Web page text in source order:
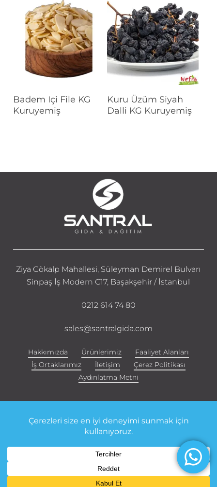
Devamını Oku
Badem Içi File KG
Kuruyemiş
Devamını Oku
Kuru Üzüm Siyah
Dalli KG Kuruyemiş
Ziya Gökalp Mahallesi, Süleyman Demirel Bulvarı
Sinpaş İş Modern C17, Başakşehir / İstanbul
0212 614 74 80
sales@santralgida.com
Hakkımızda Ürünlerimiz
Faaliyet Alanları
İş Ortaklarımız
İletişim
Çerez Politikası
Aydınlatma Metni